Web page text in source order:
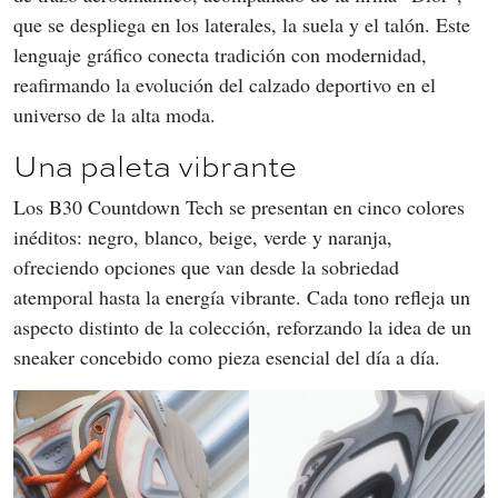
que se despliega en los laterales, la suela y el talón. Este
lenguaje gráfico conecta tradición con modernidad,
reafirmando la evolución del calzado deportivo en el
universo de la alta moda.
Una paleta vibrante
Los B30 Countdown Tech se presentan en cinco colores
inéditos: negro, blanco, beige, verde y naranja,
ofreciendo opciones que van desde la sobriedad
atemporal hasta la energía vibrante. Cada tono refleja un
aspecto distinto de la colección, reforzando la idea de un
sneaker concebido como pieza esencial del día a día.